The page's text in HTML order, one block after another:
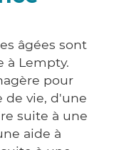
âgées sont
à Lempty.
pour
de vie, d'une
suite à une
aide à